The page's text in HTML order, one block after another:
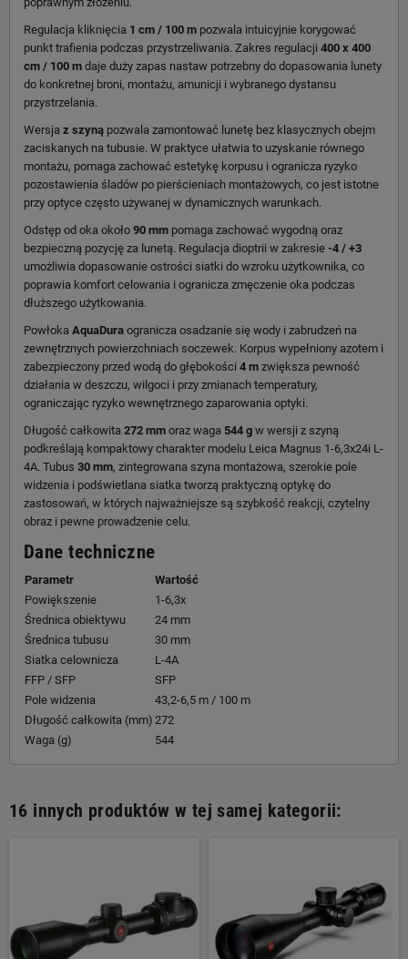
Regulacja kliknięcia 1 cm / 100 m pozwala intuicyjnie korygować
punkt trafienia podczas przystrzeliwania. Zakres regulacji 400 x 400
cm / 100 m daje duży zapas nastaw potrzebny do dopasowania lunety
do konkretnej broni, montażu, amunicji i wybranego dystansu
przystrzelania.
Wersja z szyną pozwala zamontować lunetę bez klasycznych obejm
zaciskanych na tubusie. W praktyce ułatwia to uzyskanie równego
montażu, pomaga zachować estetykę korpusu i ogranicza ryzyko
pozostawienia śladów po pierścieniach montażowych, co jest istotne
przy optyce często używanej w dynamicznych warunkach.
Odstęp od oka około 90 mm pomaga zachować wygodną oraz
bezpieczną pozycję za lunetą. Regulacja dioptrii w zakresie -4 / +3
umożliwia dopasowanie ostrości siatki do wzroku użytkownika, co
poprawia komfort celowania i ogranicza zmęczenie oka podczas
dłuższego użytkowania.
Powłoka AquaDura ogranicza osadzanie się wody i zabrudzeń na
zewnętrznych powierzchniach soczewek. Korpus wypełniony azotem i
zabezpieczony przed wodą do głębokości 4 m zwiększa pewność
działania w deszczu, wilgoci i przy zmianach temperatury,
ograniczając ryzyko wewnętrznego zaparowania optyki.
Długość całkowita 272 mm oraz waga 544 g w wersji z szyną
podkreślają kompaktowy charakter modelu Leica Magnus 1-6,3x24i L-
4A. Tubus 30 mm, zintegrowana szyna montażowa, szerokie pole
widzenia i podświetlana siatka tworzą praktyczną optykę do
zastosowań, w których najważniejsze są szybkość reakcji, czytelny
obraz i pewne prowadzenie celu.
Dane techniczne
Parametr
Wartość
Powiększenie
1-6,3x
Średnica obiektywu
24 mm
Średnica tubusu
30 mm
Siatka celownicza
L-4A
FFP / SFP
SFP
Pole widzenia
43,2-6,5 m / 100 m
Długość całkowita (mm) 272
Waga (g)
544
16 innych produktów w tej samej kategorii: